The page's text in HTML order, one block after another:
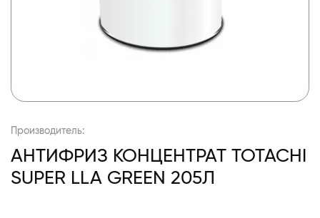
Производитель:
АНТИФРИЗ КОНЦЕНТРАТ TOTACHI
SUPER LLA GREEN 205Л